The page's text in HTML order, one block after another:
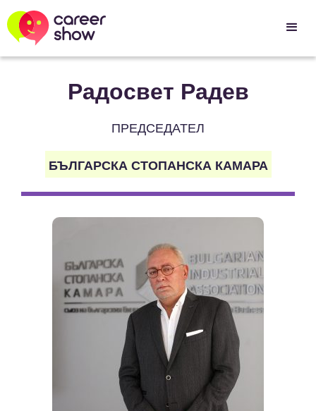
Радосвет Радев
ПРЕДСЕДАТЕЛ
БЪЛГАРСКА СТОПАНСКА КАМАРА